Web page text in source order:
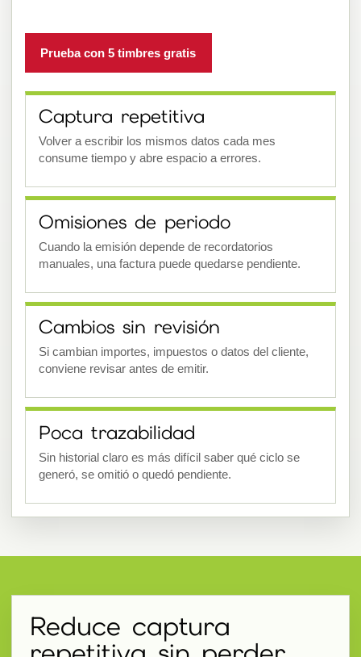
Prueba con 5 timbres gratis
Captura repetitiva
Volver a escribir los mismos datos cada mes
consume tiempo y abre espacio a errores.
Omisiones de periodo
Cuando la emisión depende de recordatorios
manuales, una factura puede quedarse pendiente.
Cambios sin revisión
Si cambian importes, impuestos o datos del cliente,
conviene revisar antes de emitir.
Poca trazabilidad
Sin historial claro es más difícil saber qué ciclo se
generó, se omitió o quedó pendiente.
Reduce captura